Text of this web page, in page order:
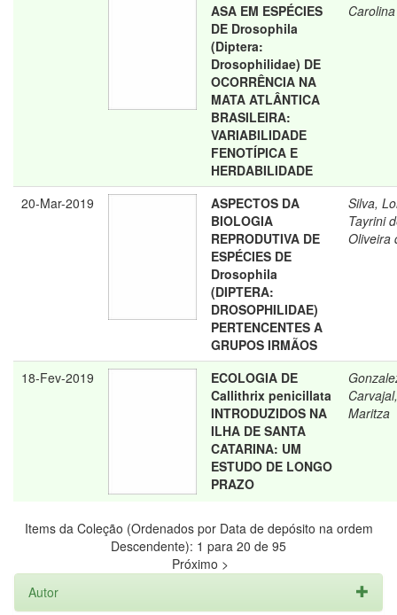
ASA EM ESPÉCIES
DE Drosophila
(Diptera:
Drosophilidae) DE
OCORRÊNCIA NA
MATA ATLÂNTICA
BRASILEIRA:
VARIABILIDADE
FENOTÍPICA E
HERDABILIDADE
Carolina
20-Mar-2019
ASPECTOS DA
BIOLOGIA
REPRODUTIVA DE
ESPÉCIES DE
Drosophila
(DIPTERA:
DROSOPHILIDAE)
PERTENCENTES A
GRUPOS IRMÃOS
Silva,
Tayrini
Oliveira
18-Fev-2019
ECOLOGIA DE
Callithrix penicillata
INTRODUZIDOS NA
ILHA DE SANTA
CATARINA: UM
ESTUDO DE LONGO
PRAZO
Maritza
Items da Coleção (Ordenados por Data de depósito na ordem
Descendente): 1 para 20 de 95
Próximo >
Autor